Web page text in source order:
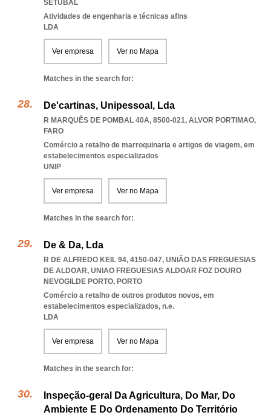
SETUBAL
Atividades de engenharia e técnicas afins
LDA
Ver empresa Ver no Mapa
Matches in the search for:
De'cartinas, Unipessoal, Lda
R MARQUÊS DE POMBAL 40A, 8500-021, ALVOR PORTIMAO,
FARO
Comércio a retalho de marroquinaria e artigos de viagem, em
estabelecimentos especializados
UNIP
Ver empresa Ver no Mapa
Matches in the search for:
De & Da, Lda
R DE ALFREDO KEIL 94, 4150-047, UNIÃO DAS FREGUESIAS
DE ALDOAR, UNIAO FREGUESIAS ALDOAR FOZ DOURO
NEVOGILDE PORTO, PORTO
Comércio a retalho de outros produtos novos, em
estabelecimentos especializados, n.e.
LDA
Ver empresa Ver no Mapa
Matches in the search for:
Inspeção-geral Da Agricultura, Do Mar, Do
Ambiente E Do Ordenamento Do Território